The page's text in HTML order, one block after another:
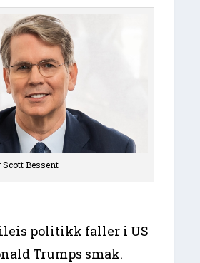
Bessent
politikk faller i US
Trumps smak.